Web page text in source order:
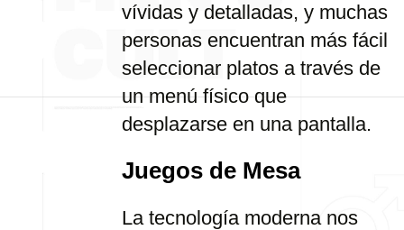
vívidas y detalladas, y muchas
personas encuentran más fácil
seleccionar platos a través de
un menú físico que
desplazarse en una pantalla.
Juegos de Mesa
La tecnología moderna nos